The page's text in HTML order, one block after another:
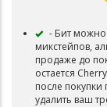
- Бит можно
микстейпов,
продаже до
остается
после
удалить ваш